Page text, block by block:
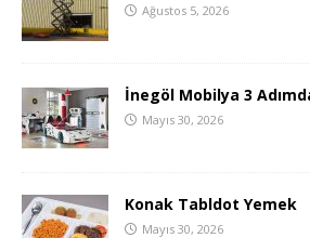
Ağustos 5, 2026
İnegöl Mobilya 3
Mayıs 30, 2026
Konak Tabldot Yemek
Mayıs 30, 2026